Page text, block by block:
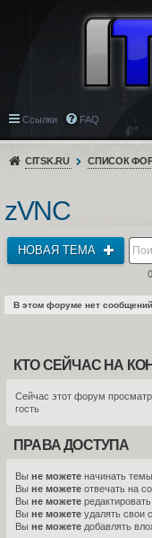
Ссылки FAQ
CITSK.RU СПИСОК
zVNC
НОВАЯ ТЕМА
В этом форуме нет сообщений.
КТО СЕЙЧАС НА
Сейчас этот форум
гость
ПРАВА ДОСТУПА
Вы не можете начинать темы
Вы не можете отвечать на
Вы не можете
Вы не можете удалять свои
Вы не можете добавлять